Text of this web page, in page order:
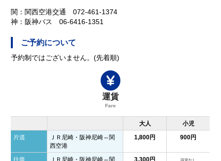
関：関西空港交通 072-461-1374
神：阪神バス 06-6416-1351
ご予約について
予約制ではございません。(先着順)
運賃
Fare
大人 小児
片道
ＪＲ尼崎・阪神尼崎⇔関
西空港
1,800円 900円
往復
ＪＲ尼崎・阪神尼崎⇔関
3,300円 設定なし